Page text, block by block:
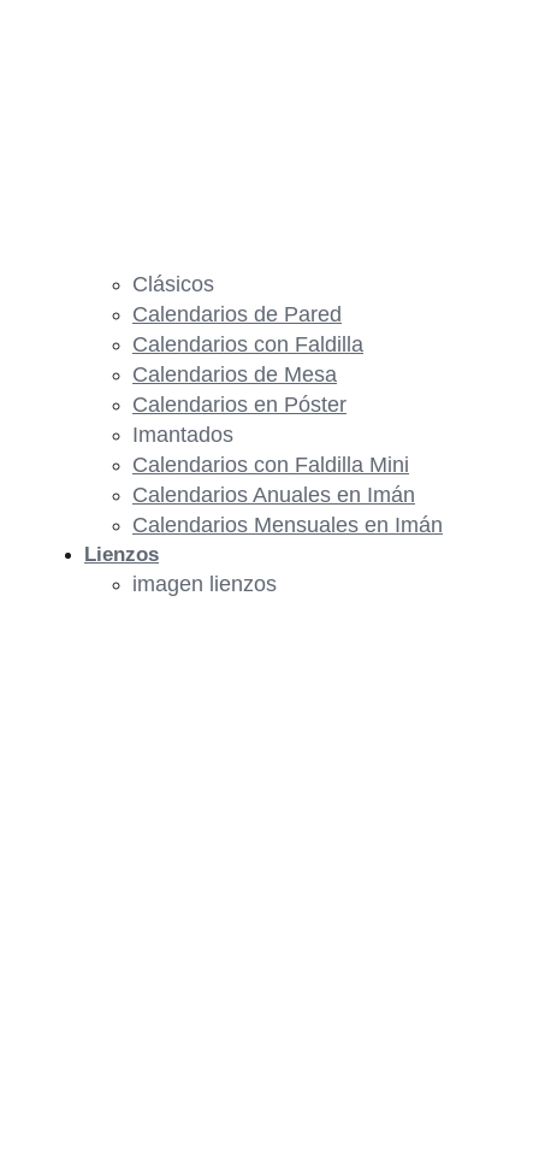
Clásicos
Calendarios de Pared
Calendarios con Faldilla
Calendarios de Mesa
Calendarios en Póster
Imantados
Calendarios con Faldilla Mini
Calendarios Anuales en Imán
Calendarios Mensuales en Imán
Lienzos
imagen lienzos